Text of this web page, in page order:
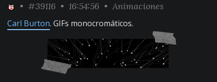
• #39116 • 16:54:56 • Animaciones
Carl Burton. GIFs monocromáticos.